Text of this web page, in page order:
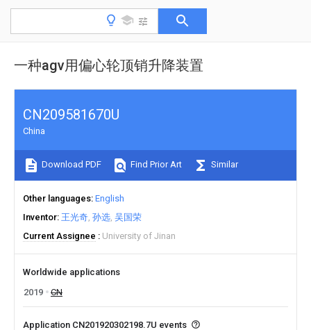
一种agv用偏心轮顶销升降装置
CN209581670U
China
Download PDF Find Prior Art Similar
Other languages English
Inventor 王光奇 孙选 吴国荣
Current Assignee
University of Jinan
Worldwide applications
2019
CN
Application CN201920302198.7U events